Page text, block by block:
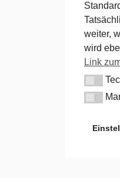
weiter,
wird
Link
Technical